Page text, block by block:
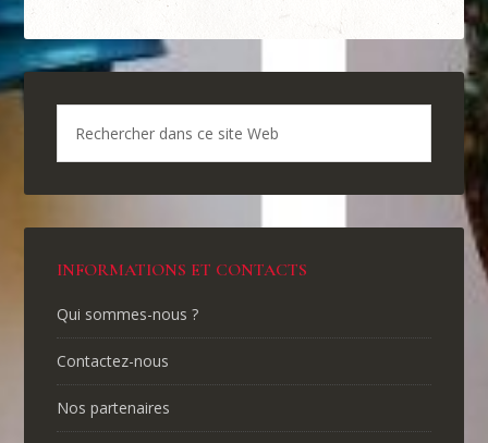
INFORMATIONS ET CONTACTS
Qui sommes-nous ?
Contactez-nous
Nos partenaires